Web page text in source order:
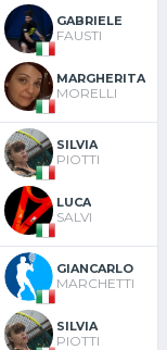
GABRIELE
FAUSTI
MARGHERITA
MORELLI
SILVIA
PIOTTI
LUCA
SALVI
GIANCARLO
MARCHETTI
SILVIA
PIOTTI